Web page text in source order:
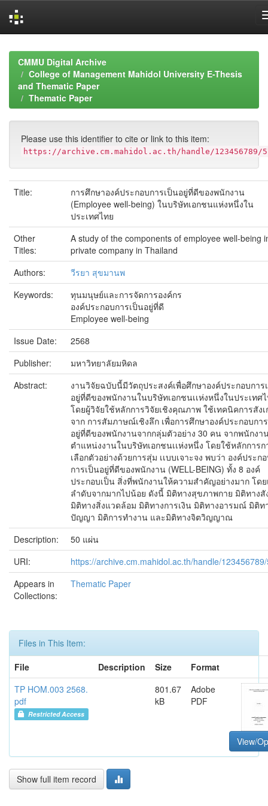
navigationCMMU Digital Archive
College of Management Mahidol University E-Thesis
and Thematic Paper
Thematic Paper
Please use this identifier to cite or link to this item:
https://archive.cm.mahidol.ac.th/handle/123456789/
Title:
การศึกษาองค์ประกอบการเป็นอยู่ที่ดีของพนักงาน
(Employee well-being) ในบริษัทเอกชนแห่งหนึ่งใน
ประเทศไทย
Other
Titles:
A study of the components of employee well-being
private company in Thailand
Authors:
วีรยา สุขมานพ
Keywords:
ทุนมนุษย์และการจัดการองค์กร
องค์ประกอบการเป็นอยู่ที่ดี
Employee well-being
Issue Date:
2568
Publisher:
มหาวิทยาลัยมหิดล
Abstract:
งานวิจัยฉบับนี้มีวัตถุประสงค์เพื่อศึกษาองค์ประกอบการ
อยู่ที่ดีของพนักงานในบริษัทเอกชนเเห่งหนึ่งในประเทศ
โดยผู้วิจัยใช้หลักการวิจัยเชิงคุณภาพ ใช้เทคนิคการสังเ
จาก การสัมภาษณ์เชิงลึก เพื่อการศึกษาองค์ประกอบกา
อยู่ที่ดีของพนักงานจากกลุ่มตัวอย่าง 30 คน จากพนักงา
ตำแหน่งงานในบริษัทเอกชนเเห่งหนึ่ง โดยใช้หลักการ
เลือกตัวอย่างด้วยการสุ่ม เเบบเจาะจง พบว่า องค์ประก
การเป็นอยู่ที่ดีของพนักงาน (WELL-BEING) ทั้ง 8 องค์
ประกอบเป็น สิ่งที่พนักงานให้ความสำคัญอย่างมาก โดย
ลำดับจากมากไปน้อย ดังนี้ มิติทางสุขภาพกาย มิติทางสั
มิติทางสิ่งแวดล้อม มิติทางการเงิน มิติทางอารมณ์ มิติท
ปัญญา มิติการทำงาน และมิติทางจิตวิญญาณ
Description:
50 แผ่น
URI:
https://archive.cm.mahidol.ac.th/handle/
Appears in
Collections:
Thematic Paper
Files in This Item:
File
Description Size
Format
TP HOM.003 2568.
pdf
Restricted Access
801.67
kB
Adobe
PDF
View/
Show full item record